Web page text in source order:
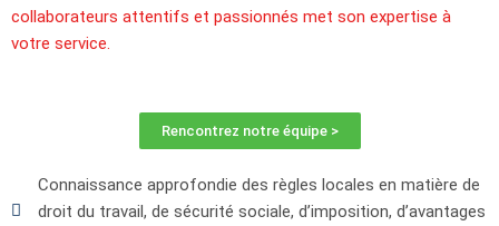
collaborateurs attentifs et passionnés met son expertise à
votre service.
Rencontrez notre équipe >
Connaissance approfondie des règles locales en matière de
droit du travail, de sécurité sociale, d’imposition, d’avantages